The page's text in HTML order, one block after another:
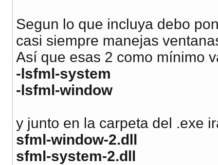
Segun lo que incluya debo
casi siempre manejas
Así que esas 2 como mínimo
-lsfml-system
-lsfml-window
y junto en la carpeta del .exe
sfml-window-2.dll
sfml-system-2.dll